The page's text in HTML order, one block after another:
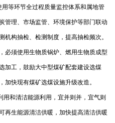
等环节全过程质量监控体系和属地管
管理、市场监管、环境保护等部门联动
机构抽检、检测制度，提高抽检频次。
必须使用生物质锅炉、燃用生物质成型
加工，鼓励大中型煤矿配套建设选煤
加快现有煤矿选煤设施升级改造。
和清洁能源利用，宜并则并，宜气则
再生能源清洁供暖，加快提高清洁供暖